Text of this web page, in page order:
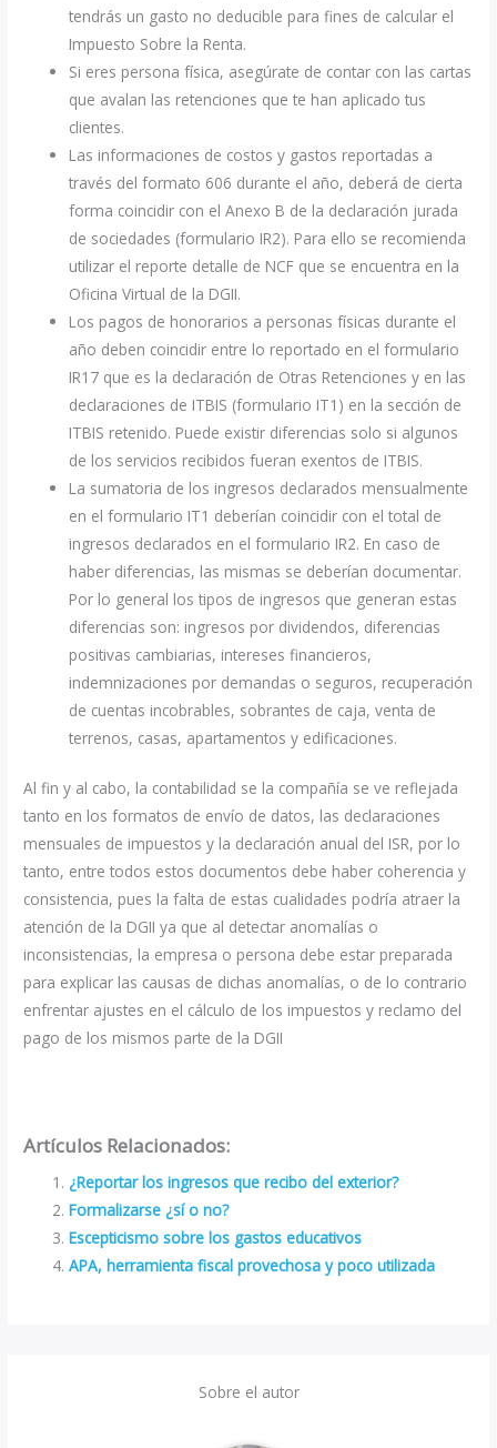
tendrás un gasto no deducible para fines de calcular el
Impuesto Sobre la Renta.
Si eres persona física, asegúrate de contar con las cartas
que avalan las retenciones que te han aplicado tus
clientes.
Las informaciones de costos y gastos reportadas a
través del formato 606 durante el año, deberá de cierta
forma coincidir con el Anexo B de la declaración jurada
de sociedades (formulario IR2). Para ello se recomienda
utilizar el reporte detalle de NCF que se encuentra en la
Oficina Virtual de la DGII.
Los pagos de honorarios a personas físicas durante el
año deben coincidir entre lo reportado en el formulario
IR17 que es la declaración de Otras Retenciones y en las
declaraciones de ITBIS (formulario IT1) en la sección de
ITBIS retenido. Puede existir diferencias solo si algunos
de los servicios recibidos fueran exentos de ITBIS.
La sumatoria de los ingresos declarados mensualmente
en el formulario IT1 deberían coincidir con el total de
ingresos declarados en el formulario IR2. En caso de
haber diferencias, las mismas se deberían documentar.
Por lo general los tipos de ingresos que generan estas
diferencias son: ingresos por dividendos, diferencias
positivas cambiarias, intereses financieros,
indemnizaciones por demandas o seguros, recuperación
de cuentas incobrables, sobrantes de caja, venta de
terrenos, casas, apartamentos y edificaciones.
Al fin y al cabo, la contabilidad se la compañía se ve reflejada
tanto en los formatos de envío de datos, las declaraciones
mensuales de impuestos y la declaración anual del ISR, por lo
tanto, entre todos estos documentos debe haber coherencia y
consistencia, pues la falta de estas cualidades podría atraer la
atención de la DGII ya que al detectar anomalías o
inconsistencias, la empresa o persona debe estar preparada
para explicar las causas de dichas anomalías, o de lo contrario
enfrentar ajustes en el cálculo de los impuestos y reclamo del
pago de los mismos parte de la DGII
Artículos Relacionados:
¿Reportar los ingresos que recibo del exterior?
Formalizarse ¿sí o no?
Escepticismo sobre los gastos educativos
APA, herramienta fiscal provechosa y poco utilizada
Sobre el autor